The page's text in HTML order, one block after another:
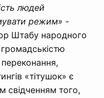
людей
режим» -
Штабу народного
«тітушок» є
свідченням того,